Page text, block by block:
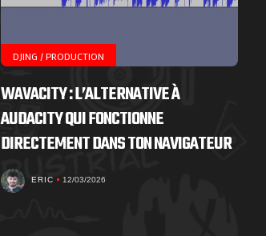
DJING / PRODUCTION
WAVACITY : L’ALTERNATIVE À
AUDACITY QUI FONCTIONNE
DIRECTEMENT DANS TON NAVIGATEUR
ERIC 12/03/2026